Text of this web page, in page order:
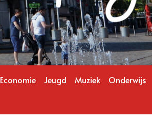
Economie Jeugd Muziek Onderwijs